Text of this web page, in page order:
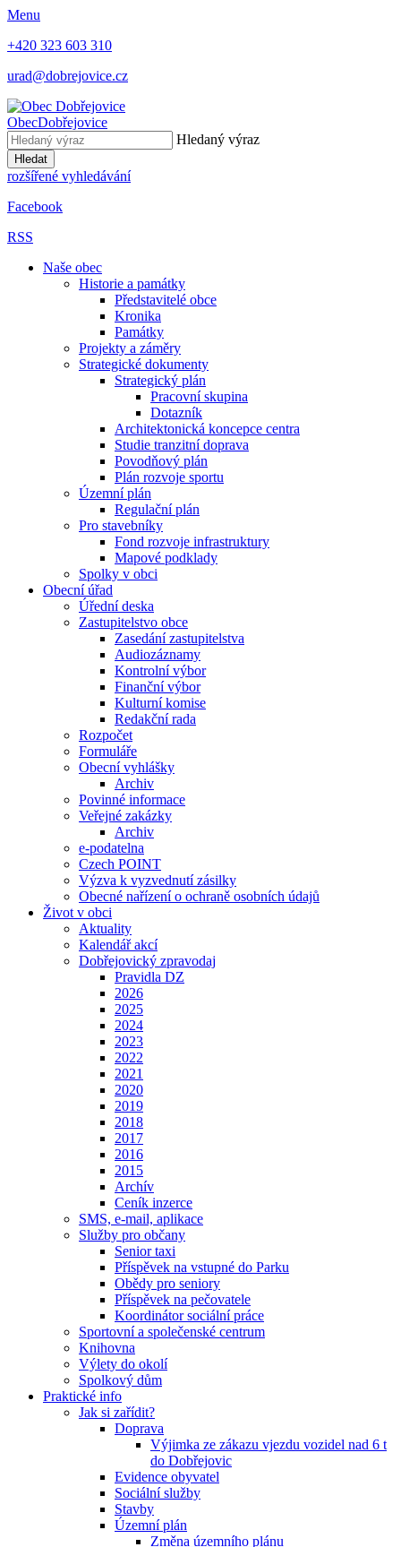
Menu
+420 323 603 310
urad@dobrejovice.cz
ObecDobřejovice
Hledaný výraz
Hledat
rozšířené vyhledávání
Facebook
RSS
Naše obec
Historie a památky
Představitelé obce
Kronika
Památky
Projekty a záměry
Strategické dokumenty
Strategický plán
Pracovní skupina
Dotazník
Architektonická koncepce centra
Studie tranzitní doprava
Povodňový plán
Plán rozvoje sportu
Územní plán
Regulační plán
Pro stavebníky
Fond rozvoje infrastruktury
Mapové podklady
Spolky v obci
Obecní úřad
Úřední deska
Zastupitelstvo obce
Zasedání zastupitelstva
Audiozáznamy
Kontrolní výbor
Finanční výbor
Kulturní komise
Redakční rada
Rozpočet
Formuláře
Obecní vyhlášky
Archiv
Povinné informace
Veřejné zakázky
Archiv
e-podatelna
Czech POINT
Výzva k vyzvednutí zásilky
Obecné nařízení o ochraně osobních údajů
Život v obci
Aktuality
Kalendář akcí
Dobřejovický zpravodaj
Pravidla DZ
2026
2025
2024
2023
2022
2021
2020
2019
2018
2017
2016
2015
Archív
Ceník inzerce
SMS, e-mail, aplikace
Služby pro občany
Senior taxi
Příspěvek na vstupné do Parku
Obědy pro seniory
Příspěvek na pečovatele
Koordinátor sociální práce
Sportovní a společenské centrum
Knihovna
Výlety do okolí
Spolkový dům
Praktické info
Jak si zařídit?
Doprava
Výjimka ze zákazu vjezdu vozidel nad 6 t
do Dobřejovic
Evidence obyvatel
Sociální služby
Stavby
Územní plán
Změna územního plánu